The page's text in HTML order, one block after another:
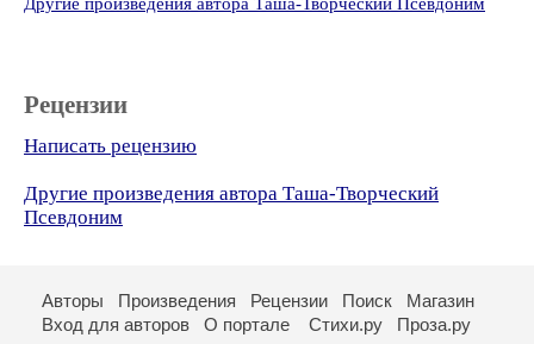
Рецензии
Написать рецензию
Другие произведения автора Таша-Творческий
Псевдоним
Авторы Произведения Рецензии Поиск
Магазин
Вход для авторов
О портале Стихи.ру Проза.ру